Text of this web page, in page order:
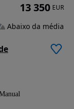
13 350 EUR
Abaixo da média